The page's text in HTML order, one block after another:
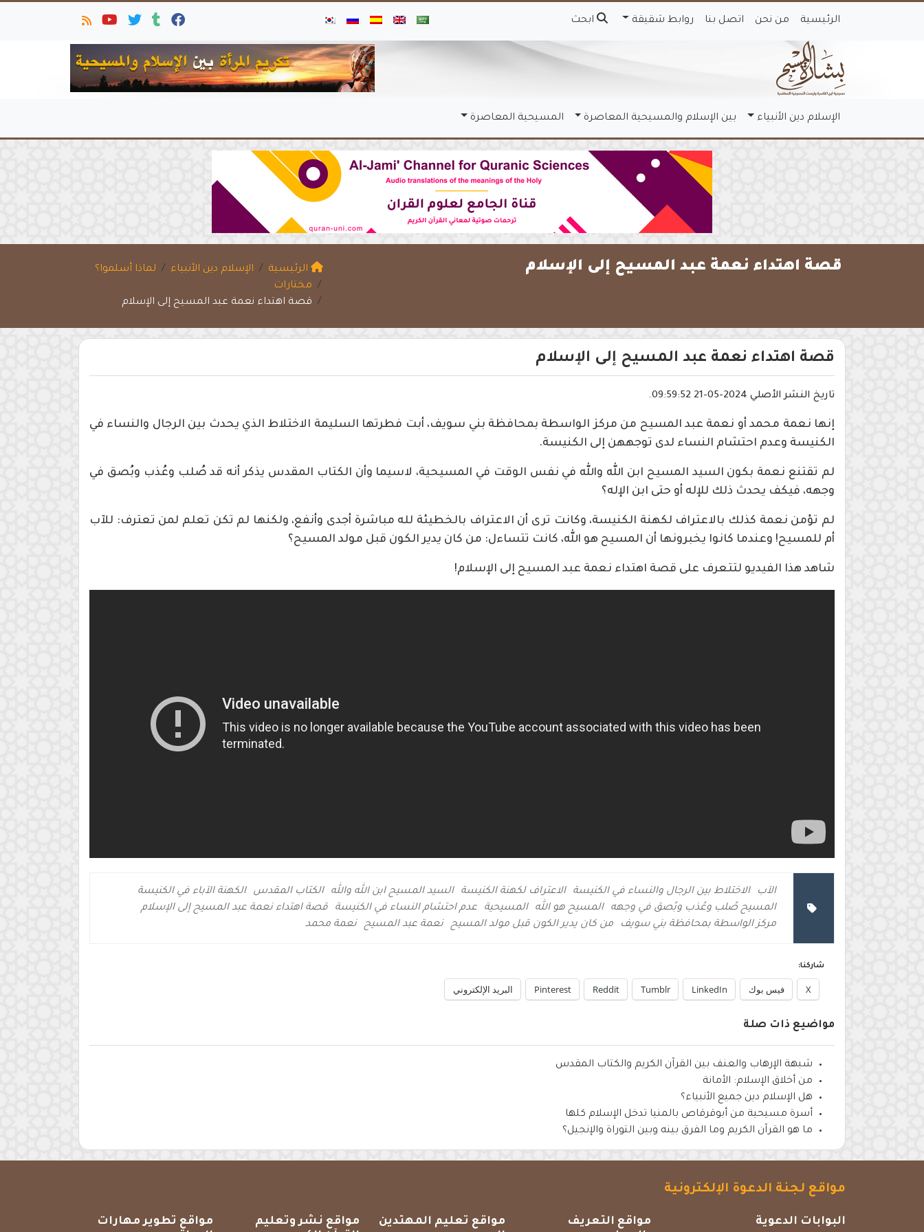
الرئيسية من نحن اتصل بنا روابط شقيقة ابحث
الإسلام دين الأنبياء بين الإسلام والمسيحية المعاصرة المسيحية المعاصرة
قصة اهتداء نعمة عبد المسيح إلى الإسلام الرئيسية الإسلام دين الأنبياء
لماذا أسلموا؟
مختارات
قصة اهتداء نعمة عبد المسيح إلى الإسلام
قصة اهتداء نعمة عبد المسيح إلى الإسلام
تاريخ النشر الأصلي 2024-05-21 09:59:52.
إنها نعمة محمد أو نعمة عبد المسيح من مركز الواسطة بمحافظة بني سويف، أبت فطرتها السليمة الاختلاط الذي يحدث بين الرجال والنساء في
الكنيسة وعدم احتشام النساء لدى توجههن إلى الكنيسة.
لم تقتنع نعمة بكون السيد المسيح ابن الله والله في نفس الوقت في المسيحية، لاسيما وأن الكتاب المقدس يذكر أنه قد صُلب وعُذب وبُصق في
وجهه، فيكف يحدث ذلك للإله أو حتى ابن الإله؟
لم تؤمن نعمة كذلك بالاعتراف لكهنة الكنيسة، وكانت ترى أن الاعتراف بالخطيئة لله مباشرة أجدى وأنفع، ولكنها لم تكن تعلم لمن تعترف: للآب
أم للمسيح! وعندما كانوا يخبرونها أن المسيح هو الله، كانت تتساءل: من كان يدير الكون قبل مولد المسيح؟
شاهد هذا الفيديو لتتعرف على قصة اهتداء نعمة عبد المسيح إلى الإسلام!
الآب الاختلاط بين الرجال والنساء في الكنيسة الاعتراف لكهنة الكنيسة السيد المسيح ابن الله والله الكتاب المقدس
الكهنة الآباء في الكنيسة
المسيح صُلب وعُذب وبُصق في وجهه
المسيح هو الله المسيحية عدم احتشام النساء في الكنيسة
قصة اهتداء نعمة عبد المسيح إلى الإسلام
مركز الواسطة بمحافظة بني سويف
من كان يدير الكون قبل مولد المسيح نعمة عبد المسيح نعمة محمد
شاركنا:
X فيس بوك LinkedIn
Tumblr
Reddit
Pinterest البريد الإلكتروني
مواضيع ذات صلة
شبهة الإرهاب والعنف بين القرآن الكريم والكتاب المقدس
من أخلاق الإسلام: الأمانة
هل الإسلام دين جميع الأنبياء؟
أسرة مسيحية من أبوقرقاص بالمنيا تدخل الإسلام كلها
ما هو القرآن الكريم وما الفرق بينه وبين التوراة والإنجيل؟
مواقع لجنة الدعوة الإلكترونية
البوابات الدعوية
مواقع التعريف
مواقع تعليم المهتدين
مواقع نشر وتعليم
مواقع تطوير مهارات